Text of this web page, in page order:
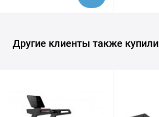
Другие клиенты также купили